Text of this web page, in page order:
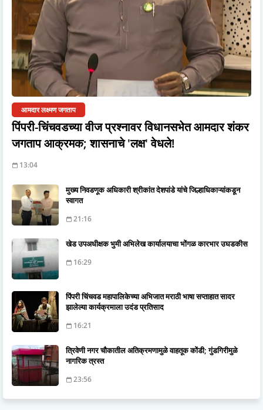
आमदार लक्ष्मण जगताप
पिंपरी-चिंचवडच्या वीज प्रश्नावर विधानसभेत आमदार शंकर
जगताप आक्रमक; शासनाचे 'लक्ष' वेधले!
13:04
मुख्य निवडणूक अधिकारी श्रीकांत देशपांडे यांचे जिल्हाधिकाऱ्यांकडून
स्वागत
21:16
खेड उपअधीक्षक भुमी अभिलेख कार्यालयाचा भोंगळ कारभार उघडकीस
16:29
पिंपरी चिंचवड महापालिकेच्या अभिजात मराठी भाषा सप्ताहात सादर
झालेल्या कार्यक्रमाला उदंड प्रतिसाद
16:21
त्रिवेणी नगर चौकातील अतिक्रमणामुळे वाहतूक कोंडी; गुंडगिरीमुळे
नागरिक त्रस्त
23:56